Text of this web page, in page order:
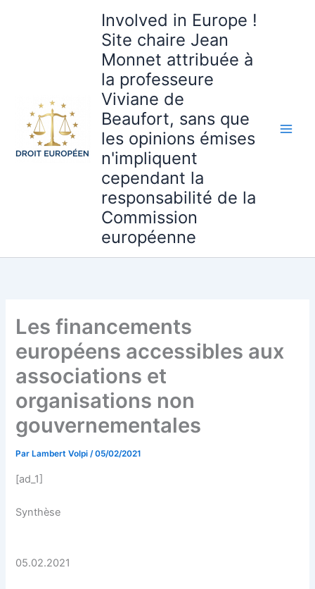
Involved in Europe !
Site chaire Jean
Monnet attribuée à
la professeure
Viviane de
Beaufort, sans que
les opinions émises
n'impliquent
cependant la
responsabilité de la
Commission
européenne
Les financements
européens accessibles aux
associations et
organisations non
gouvernementales
Par Lambert Volpi/05/02/2021
[ad_1]
Synthèse
05.02.2021